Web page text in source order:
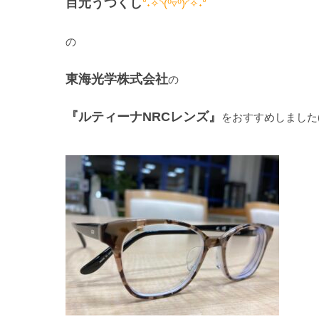
°˖✧◝(⁰▿⁰)◜✧˖°
の
東海光学株式会社の
『ルティーナNRCレンズ』 をおすすめしまし